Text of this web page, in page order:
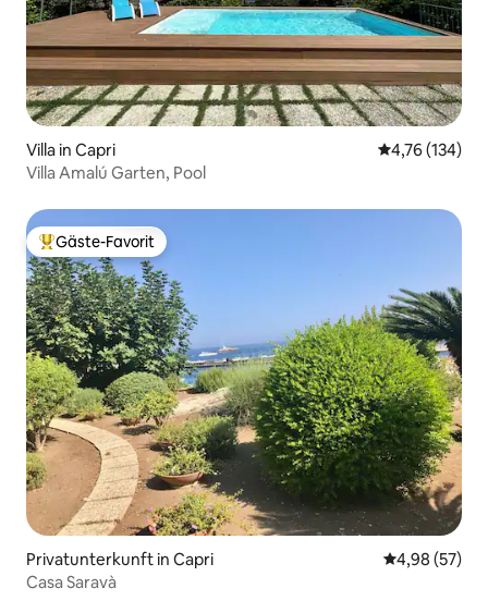
Villa in Capri
4,76 (134)
Villa Amalú Garten, Pool
Beliebter Gäste-Favorit.
Gäste-Favorit
Privatunterkunft in Capri
4,98 (57)
Casa Saravà